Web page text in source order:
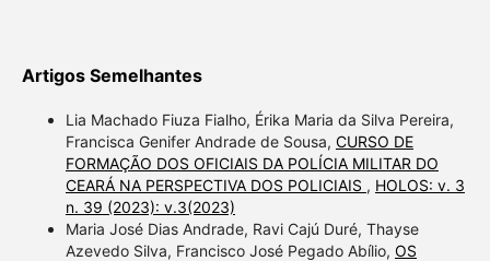
Artigos Semelhantes
Lia Machado Fiuza Fialho, Érika Maria da Silva Pereira,
Francisca Genifer Andrade de Sousa, CURSO DE
FORMAÇÃO DOS OFICIAIS DA POLÍCIA MILITAR DO
CEARÁ NA PERSPECTIVA DOS POLICIAIS , HOLOS: v. 3
n. 39 (2023): v.3(2023)
Maria José Dias Andrade, Ravi Cajú Duré, Thayse
Azevedo Silva, Francisco José Pegado Abílio, OS